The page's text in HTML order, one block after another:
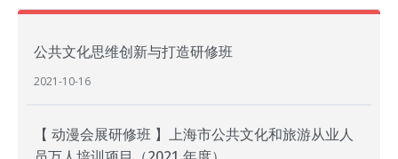
公共文化思维创新与打造研修班
2021-10-16
【 动漫会展研修班 】上海市公共文化和旅游从业人